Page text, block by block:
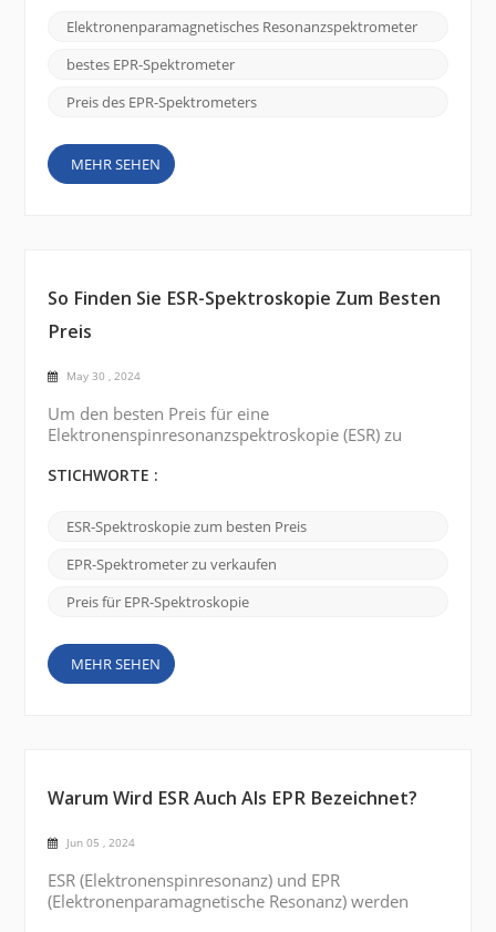
benötigten Frequenzbereich. EPR-Spektrometer sind
in verschiedenen Frequenzbereichen erhältlich, z. B.
X-Band, Q-Band und W-Band. Die Wahl hängt von
Elektronenparamagnetisches Resonanzspektrometer
bestes EPR-Spektrometer
Preis des EPR-Spektrometers
MEHR SEHEN
So Finden Sie ESR-Spektroskopie Zum Besten
Preis
May 30 , 2024
Um den besten Preis für eine
Elektronenspinresonanzspektroskopie (ESR) zu
ausführen: 1. Erkunden Sie Suchplattformen Der
Elektronenspinresonanzspektroskopie (ESR)“ in
großen Suchmaschinen wie Google. Verwenden Sie
Wörter wie „billig“, „Ausverkauf“, „erschwinglich“
STICHWORTE :
ESR-Spektroskopie zum besten Preis
EPR-Spektrometer zu verkaufen
Preis für EPR-Spektroskopie
MEHR SEHEN
Warum Wird ESR Auch Als EPR Bezeichnet?
Jun 05 , 2024
ESR (Elektronenspinresonanz) und EPR
(Elektronenparamagnetische Resonanz) werden